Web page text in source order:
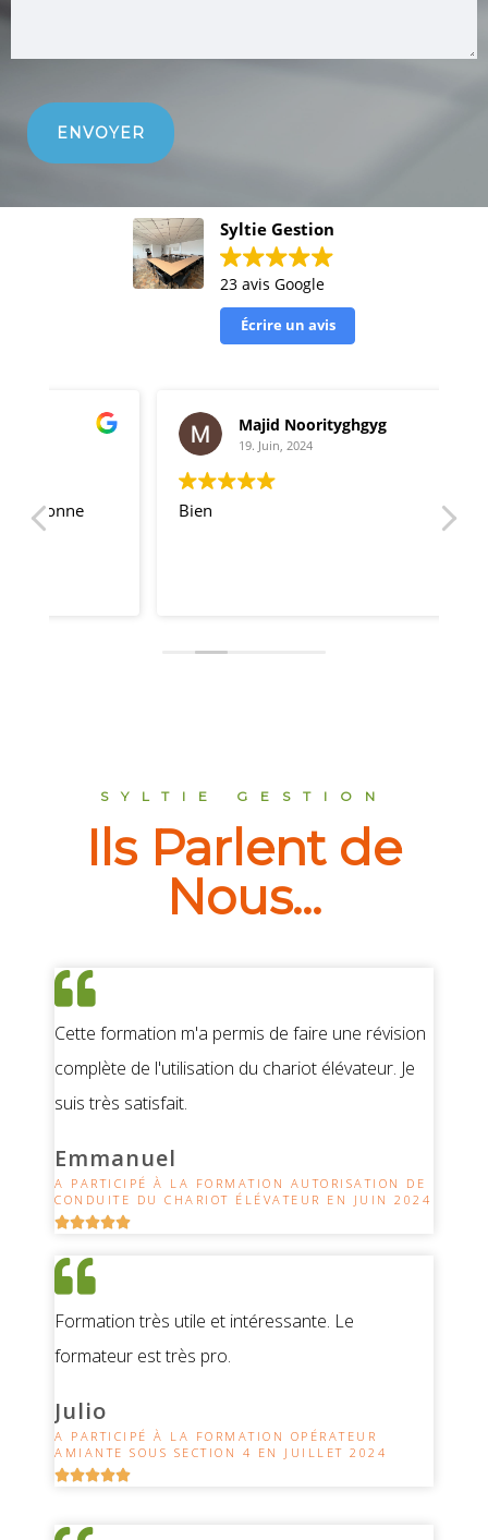
Syltie Gestion
23 avis Google
Écrire un avis
Majid Noorityghgyg
19. Juin, 2024
Bien
SYLTIE GESTION
Ils Parlent de
Nous...
Cette formation m'a permis de faire une révision
complète de l'utilisation du chariot élévateur. Je
suis très satisfait.
Emmanuel
A PARTICIPÉ À LA FORMATION AUTORISATION DE
CONDUITE DU CHARIOT ÉLÉVATEUR EN JUIN 2024

Formation très utile et intéressante. Le
formateur est très pro.
Julio
A PARTICIPÉ À LA FORMATION OPÉRATEUR
AMIANTE SOUS SECTION 4 EN JUILLET 2024
